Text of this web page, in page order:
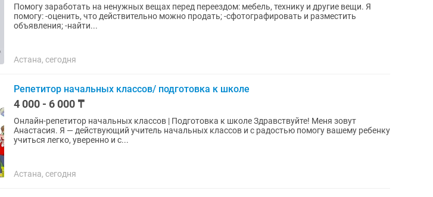
Помогу заработать на ненужных вещах перед переездом: мебель, технику и другие вещи. Я
помогу: -оценить, что действительно можно продать; -сфотографировать и разместить
объявления; -найти...
Астана, сегодня
Репетитор начальных классов/ подготовка к школе
4 000 - 6 000 ₸
Онлайн-репетитор начальных классов | Подготовка к школе Здравствуйте! Меня зовут
Анастасия. Я — действующий учитель начальных классов и с радостью помогу вашему ребенку
учиться легко, уверенно и с...
Астана, сегодня